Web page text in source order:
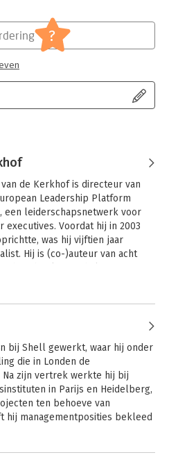
?
van de Kerkhof is directeur van
Leadership Platform
een leiderschapsnetwerk voor
executives. Voordat hij in 2003
was hij vijftien jaar
Hij is (co-)auteur van acht
bij Shell gewerkt, waar hij onder
die in Londen de
zijn vertrek werkte hij bij
in Parijs en Heidelberg,
ten behoeve van
hij managementposities bekleed